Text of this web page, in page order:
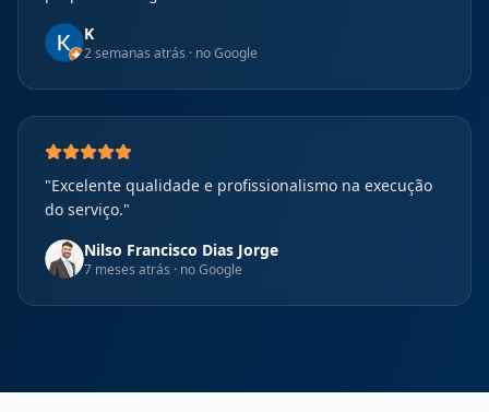
K
2 semanas atrás · no Google
"Excelente qualidade e profissionalismo na execução
do serviço."
Nilso Francisco Dias Jorge
7 meses atrás · no Google